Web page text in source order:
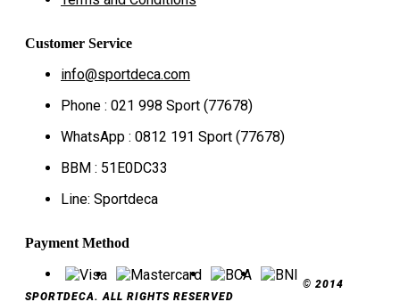
Customer Service
info@sportdeca.com
Phone : 021 998 Sport (77678)
WhatsApp : 0812 191 Sport (77678)
BBM : 51E0DC33
Line: Sportdeca
Payment Method
© 2014
SPORTDECA. ALL RIGHTS RESERVED